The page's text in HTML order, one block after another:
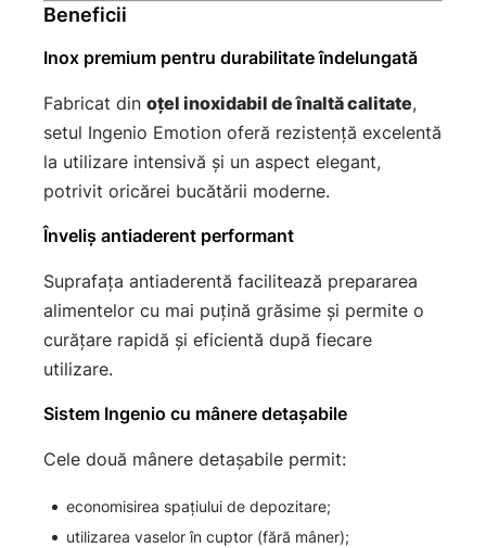
Beneficii
Inox premium pentru durabilitate îndelungată
Fabricat din oțel inoxidabil de înaltă calitate,
setul Ingenio Emotion oferă rezistență excelentă
la utilizare intensivă și un aspect elegant,
potrivit oricărei bucătării moderne.
Înveliș antiaderent performant
Suprafața antiaderentă facilitează prepararea
alimentelor cu mai puțină grăsime și permite o
curățare rapidă și eficientă după fiecare
utilizare.
Sistem Ingenio cu mânere detașabile
Cele două mânere detașabile permit:
economisirea spațiului de depozitare;
utilizarea vaselor în cuptor (fără mâner);